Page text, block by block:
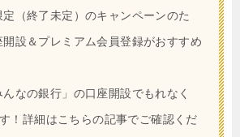
（終了未定）のキャンペーンのた
設＆プレミアム会員登録がおすすめ
なの銀行」の口座開設でもれなく
！詳細はこちらの記事でご確認くだ